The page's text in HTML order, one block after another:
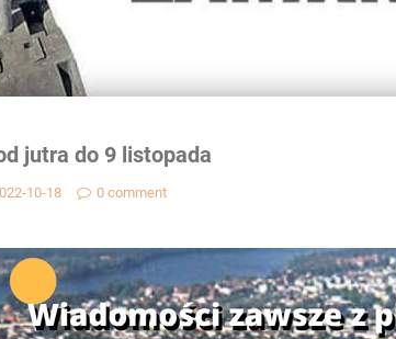
jutra do 9 listopada
10-18 0 comment